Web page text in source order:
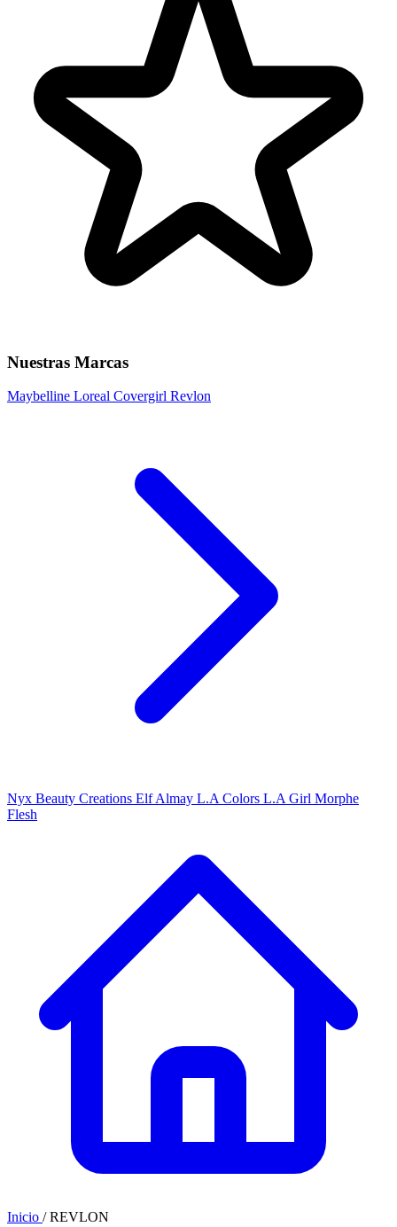
Nuestras Marcas
Maybelline Loreal Covergirl Revlon
Nyx Beauty Creations Elf Almay L.A Colors L.A Girl Morphe
Flesh
Inicio / REVLON